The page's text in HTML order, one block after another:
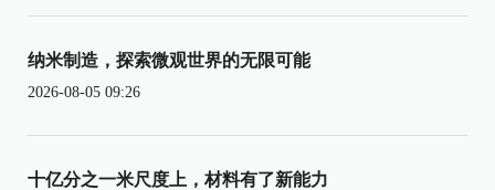
纳米制造，探索微观世界的无限可能
2026-08-05 09:26
十亿分之一米尺度上，材料有了新能力